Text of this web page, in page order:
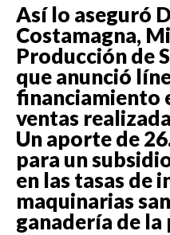
Así lo aseguró
Costamagna,
Producción de
que anunció
financiamiento
ventas
Un aporte de
para un
en las tasas de
maquinarias
ganadería de